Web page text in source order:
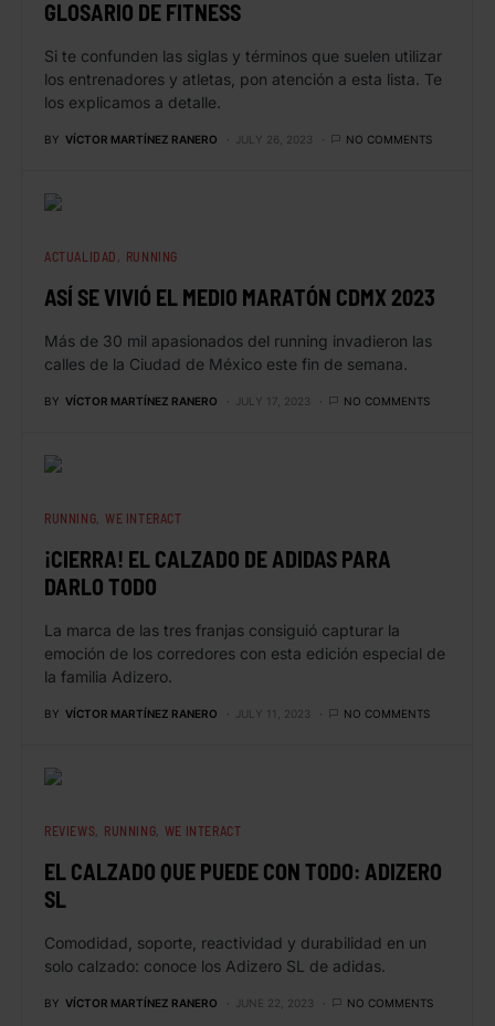
GLOSARIO DE FITNESS
Si te confunden las siglas y términos que suelen utilizar
los entrenadores y atletas, pon atención a esta lista. Te
los explicamos a detalle.
BY VÍCTOR MARTÍNEZ RANERO JULY 26, 2023 NO COMMENTS
ACTUALIDAD RUNNING
ASÍ SE VIVIÓ EL MEDIO MARATÓN CDMX 2023
Más de 30 mil apasionados del running invadieron las
calles de la Ciudad de México este fin de semana.
BY VÍCTOR MARTÍNEZ RANERO JULY 17, 2023 NO COMMENTS
RUNNING WE INTERACT
¡CIERRA! EL CALZADO DE ADIDAS PARA
DARLO TODO
La marca de las tres franjas consiguió capturar la
emoción de los corredores con esta edición especial de
la familia Adizero.
BY VÍCTOR MARTÍNEZ RANERO JULY 11, 2023 NO COMMENTS
REVIEWS RUNNING WE INTERACT
EL CALZADO QUE PUEDE CON TODO: ADIZERO
SL
Comodidad, soporte, reactividad y durabilidad en un
solo calzado: conoce los Adizero SL de adidas.
BY VÍCTOR MARTÍNEZ RANERO JUNE 22, 2023 NO COMMENTS